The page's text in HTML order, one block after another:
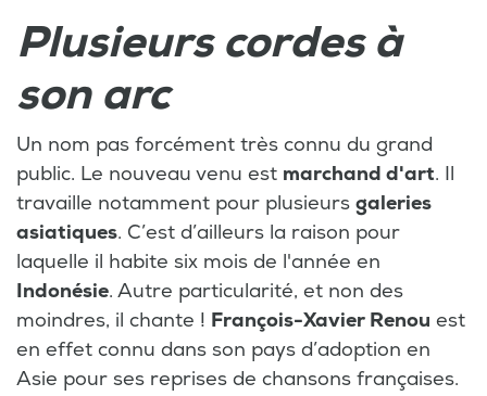
Plusieurs cordes à
son arc
Un nom pas forcément très connu du grand
public. Le nouveau venu est marchand d'art. Il
travaille notamment pour plusieurs galeries
asiatiques. C’est d’ailleurs la raison pour
laquelle il habite six mois de l'année en
Indonésie. Autre particularité, et non des
moindres, il chante ! François-Xavier Renou est
en effet connu dans son pays d’adoption en
Asie pour ses reprises de chansons françaises.